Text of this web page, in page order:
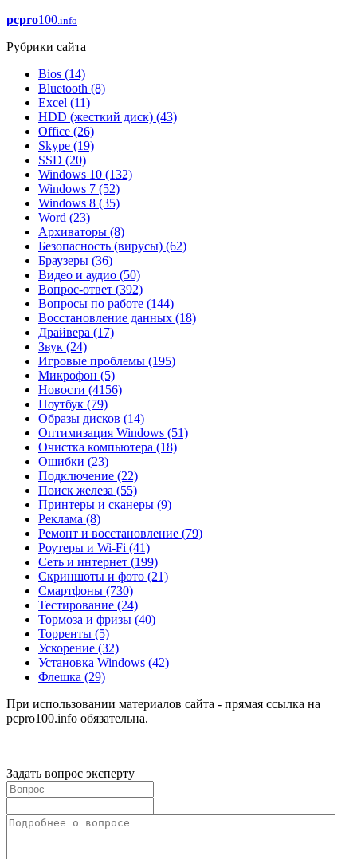
pcpro100.info
Рубрики сайта
Bios (14)
Bluetooth (8)
Excel (11)
HDD (жесткий диск) (43)
Office (26)
Skype (19)
SSD (20)
Windows 10 (132)
Windows 7 (52)
Windows 8 (35)
Word (23)
Архиваторы (8)
Безопасность (вирусы) (62)
Браузеры (36)
Видео и аудио (50)
Вопрос-ответ (392)
Вопросы по работе (144)
Восстановление данных (18)
Драйвера (17)
Звук (24)
Игровые проблемы (195)
Микрофон (5)
Новости (4156)
Ноутбук (79)
Образы дисков (14)
Оптимизация Windows (51)
Очистка компьютера (18)
Ошибки (23)
Подключение (22)
Поиск железа (55)
Принтеры и сканеры (9)
Реклама (8)
Ремонт и восстановление (79)
Роутеры и Wi-Fi (41)
Сеть и интернет (199)
Скриншоты и фото (21)
Смартфоны (730)
Тестирование (24)
Тормоза и фризы (40)
Торренты (5)
Ускорение (32)
Установка Windows (42)
Флешка (29)
При использовании материалов сайта - прямая ссылка на
pcpro100.info обязательна.
Задать вопрос эксперту